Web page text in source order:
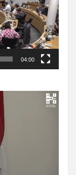
04:00